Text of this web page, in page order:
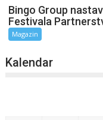
Bingo Group
Festivala
Magazin
Kalendar